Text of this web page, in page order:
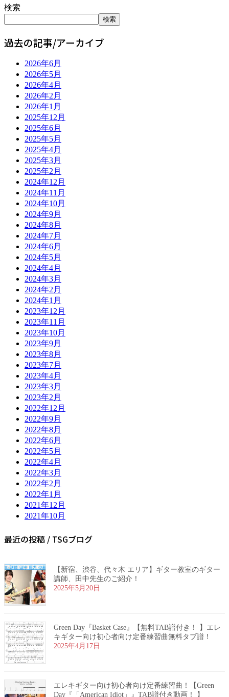
検索
検索
過去の記事/アーカイブ
2026年6月
2026年5月
2026年4月
2026年2月
2026年1月
2025年12月
2025年6月
2025年5月
2025年4月
2025年3月
2025年2月
2024年12月
2024年11月
2024年10月
2024年9月
2024年8月
2024年7月
2024年6月
2024年5月
2024年4月
2024年3月
2024年2月
2024年1月
2023年12月
2023年11月
2023年10月
2023年9月
2023年8月
2023年7月
2023年4月
2023年3月
2023年2月
2022年12月
2022年9月
2022年8月
2022年6月
2022年5月
2022年4月
2022年3月
2022年2月
2022年1月
2021年12月
2021年10月
最近の投稿 / TSGブログ
【新宿、渋谷、代々木 エリア】ギター教室のギター
講師、田中先生のご紹介！
2025年5月20日
Green Day『Basket Case』【無料TAB譜付き！ 】エレ
キギター向け初心者向け定番練習曲無料タブ譜！
2025年4月17日
エレキギター向け初心者向け定番練習曲！【Green
Day『「American Idiot」』TAB譜付き動画！ 】